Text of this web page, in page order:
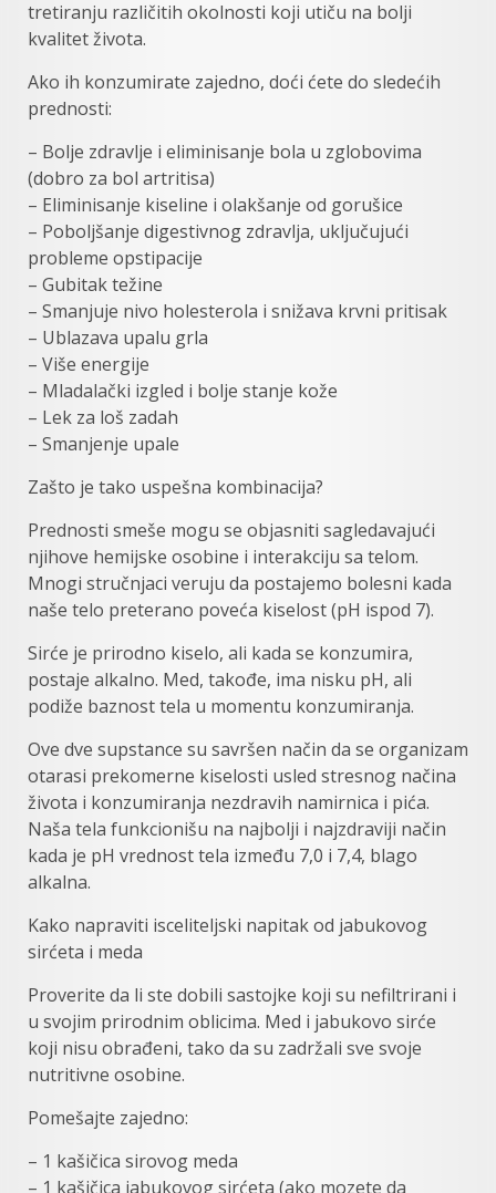
tretiranju različitih okolnosti koji utiču na bolji
kvalitet života.
Ako ih konzumirate zajedno, doći ćete do sledećih
prednosti:
– Bolje zdravlje i eliminisanje bola u zglobovima
(dobro za bol artritisa)
– Eliminisanje kiseline i olakšanje od gorušice
– Poboljšanje digestivnog zdravlja, uključujući
probleme opstipacije
– Gubitak težine
– Smanjuje nivo holesterola i snižava krvni pritisak
– Ublazava upalu grla
– Više energije
– Mladalački izgled i bolje stanje kože
– Lek za loš zadah
– Smanjenje upale
Zašto je tako uspešna kombinacija?
Prednosti smeše mogu se objasniti sagledavajući
njihove hemijske osobine i interakciju sa telom.
Mnogi stručnjaci veruju da postajemo bolesni kada
naše telo preterano poveća kiselost (pH ispod 7).
Sirće je prirodno kiselo, ali kada se konzumira,
postaje alkalno. Med, takođe, ima nisku pH, ali
podiže baznost tela u momentu konzumiranja.
Ove dve supstance su savršen način da se organizam
otarasi prekomerne kiselosti usled stresnog načina
života i konzumiranja nezdravih namirnica i pića.
Naša tela funkcionišu na najbolji i najzdraviji način
kada je pH vrednost tela između 7,0 i 7,4, blago
alkalna.
Kako napraviti isceliteljski napitak od jabukovog
sirćeta i meda
Proverite da li ste dobili sastojke koji su nefiltrirani i
u svojim prirodnim oblicima. Med i jabukovo sirće
koji nisu obrađeni, tako da su zadržali sve svoje
nutritivne osobine.
Pomešajte zajedno:
– 1 kašičica sirovog meda
– 1 kašičica jabukovog sirćeta (ako mozete da